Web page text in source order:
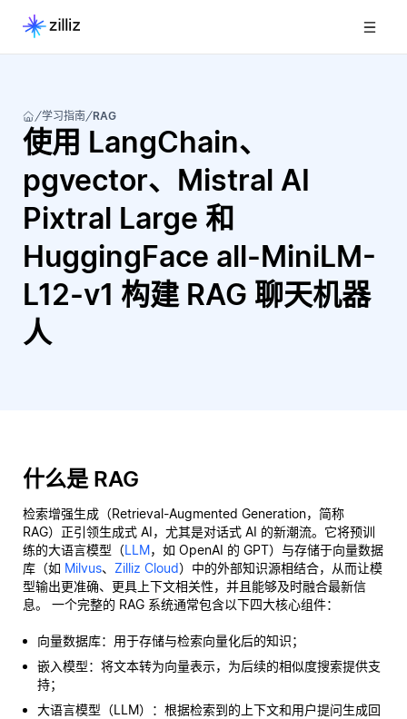
学习指南 RAG
使用 LangChain、
pgvector、Mistral AI
Pixtral Large 和
HuggingFace all-MiniLM-
L12-v1 构建 RAG 聊天机器
人
什么是 RAG
检索增强生成（Retrieval-Augmented Generation，简称
RAG）正引领生成式 AI，尤其是对话式 AI 的新潮流。它将预训
练的大语言模型（LLM，如 OpenAI 的 GPT）与存储于向量数据
库（如 Milvus、 Zilliz Cloud）中的外部知识源相结合，从而让模
型输出更准确、更具上下文相关性，并且能够及时融合最新信
息。 一个完整的 RAG 系统通常包含以下四大核心组件：
向量数据库：用于存储与检索向量化后的知识；
嵌入模型：将文本转为向量表示，为后续的相似度搜索提供支
持；
大语言模型（LLM）：根据检索到的上下文和用户提问生成回